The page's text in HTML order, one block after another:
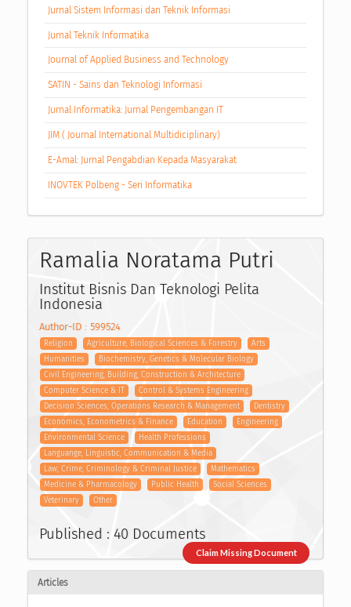
Jurnal Sistem Informasi dan Teknik Informasi
Jurnal Teknik Informatika
Journal of Applied Business and Technology
SATIN - Sains dan Teknologi Informasi
Jurnal Informatika: Jurnal Pengembangan IT
JIM ( Journal International Multidiciplinary)
E-Amal: Jurnal Pengabdian Kepada Masyarakat
INOVTEK Polbeng - Seri Informatika
Ramalia Noratama Putri
Institut Bisnis Dan Teknologi Pelita
Indonesia
Author-ID : 599524
Religion Agriculture, Biological Sciences & Forestry
Arts
Humanities
Biochemistry, Genetics & Molecular Biology
Civil Engineering, Building, Construction & Architecture
Computer Science & IT
Control & Systems Engineering
Decision Sciences, Operations Research & Management
Dentistry
Economics, Econometrics & Finance
Education
Engineering
Environmental Science
Health Professions
Languange, Linguistic, Communication & Media
Law, Crime, Criminology & Criminal Justice
Mathematics
Medicine & Pharmacology
Public Health
Social Sciences
Veterinary
Other
Published : 40 Documents
Claim Missing Document
Articles